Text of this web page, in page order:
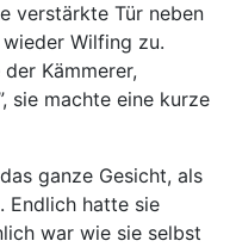
verstärkte Tür neben
Wilfing zu.
Kämmerer,
sie machte eine kurze
ganze Gesicht, als
Endlich hatte sie
war wie sie selbst